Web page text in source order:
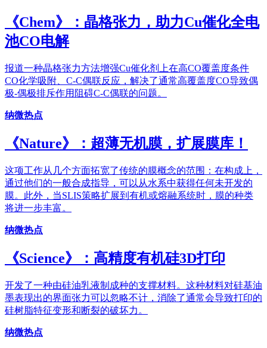
《Chem》：晶格张力，助力Cu催化全电
池CO电解
报道一种晶格张力方法增强Cu催化剂上在高CO覆盖度条件
CO化学吸附、C-C偶联反应，解决了通常高覆盖度CO导致偶
极-偶极排斥作用阻碍C-C偶联的问题。
纳微热点
《Nature》：超薄无机膜，扩展膜库！
这项工作从几个方面拓宽了传统的膜概念的范围：在构成上，
通过他们的一般合成指导，可以从水系中获得任何未开发的
膜。此外，当SLIS策略扩展到有机或熔融系统时，膜的种类
将进一步丰富。
纳微热点
《Science》：高精度有机硅3D打印
开发了一种由硅油乳液制成种的支撑材料。这种材料对硅基油
墨表现出的界面张力可以忽略不计，消除了通常会导致打印的
硅树脂特征变形和断裂的破坏力。
纳微热点